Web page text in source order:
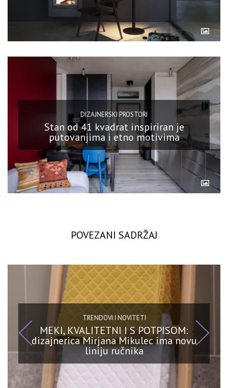
DIZAJNERSKI PROSTORI
Stan od 41 kvadrat inspiriran je
putovanjima i etno motivima
POVEZANI SADRŽAJ
TRENDOVI I NOVITETI
MEKI, KVALITETNI I S POTPISOM:
dizajnerica Mirjana Mikulec ima novu
liniju ručnika